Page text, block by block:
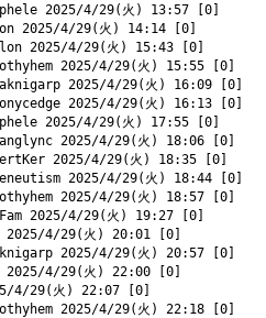
2025/4/29(火) 13:57 [0]
2025/4/29(火) 14:14 [0]
2025/4/29(火) 15:43 [0]
2025/4/29(火) 15:55 [0]
2025/4/29(火) 16:09 [0]
2025/4/29(火) 16:13 [0]
2025/4/29(火) 17:55 [0]
2025/4/29(火) 18:06 [0]
2025/4/29(火) 18:35 [0]
2025/4/29(火) 18:44 [0]
2025/4/29(火) 18:57 [0]
2025/4/29(火) 19:27 [0]
4/29(火) 20:01 [0]
2025/4/29(火) 20:57 [0]
4/29(火) 22:00 [0]
4/29(火) 22:07 [0]
2025/4/29(火) 22:18 [0]